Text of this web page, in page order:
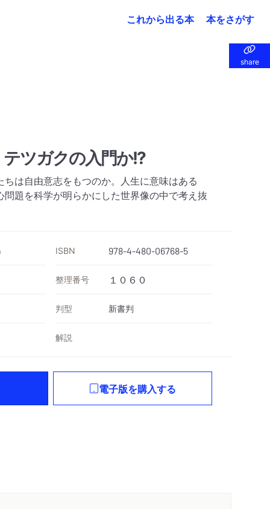
これから出る本 本をさがす
share
share
ツガクの入門か!?
は自由意志をもつのか。人生に意味はある
題を科学が明らかにした世界像の中で考え抜
ISBN 978-4-480-06768-5
整理番号 １０６０
判型 新書判
解説
電子版を購入する